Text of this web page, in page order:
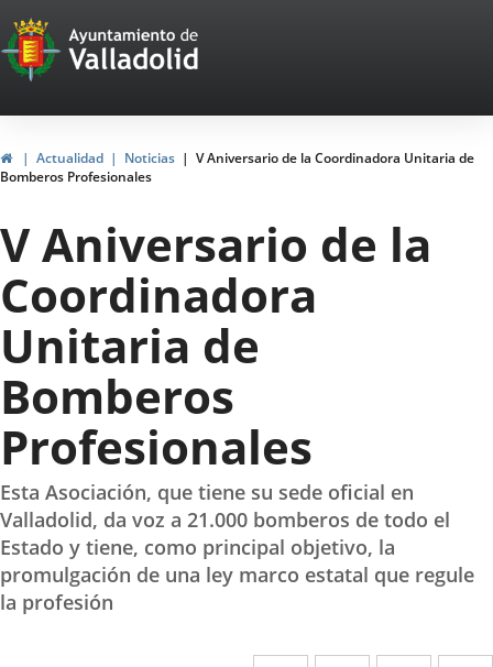
Portal
Web
del
Ayuntamiento
de
Valladolid
HomeActualidad Noticias
V Aniversario de la Coordinadora Unitaria de
Bomberos Profesionales
V Aniversario de la
Coordinadora
Unitaria de
Bomberos
Profesionales
Esta Asociación, que tiene su sede oficial en
Valladolid, da voz a 21.000 bomberos de todo el
Estado y tiene, como principal objetivo, la
promulgación de una ley marco estatal que regule
la profesión